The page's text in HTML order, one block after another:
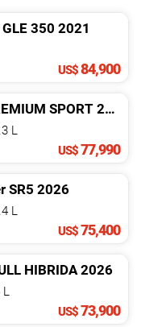
GLE 350 2021
US$84,900
SPORT 2026
L
US$77,990
SR5 2026
L
US$75,400
HIBRIDA2026
L
US$73,900